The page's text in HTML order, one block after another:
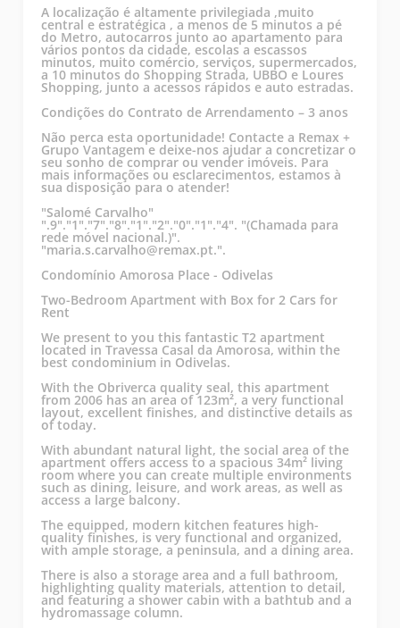
A localização é altamente privilegiada ,muito
central e estratégica , a menos de 5 minutos a pé
do Metro, autocarros junto ao apartamento para
vários pontos da cidade, escolas a escassos
minutos, muito comércio, serviços, supermercados,
a 10 minutos do Shopping Strada, UBBO e Loures
Shopping, junto a acessos rápidos e auto estradas.
Condições do Contrato de Arrendamento – 3 anos
Não perca esta oportunidade! Contacte a Remax +
Grupo Vantagem e deixe-nos ajudar a concretizar o
seu sonho de comprar ou vender imóveis. Para
mais informações ou esclarecimentos, estamos à
sua disposição para o atender!
"Salomé Carvalho"
".9"."1"."7"."8"."1"."2"."0"."1"."4". "(Chamada para
rede móvel nacional.)".
"maria.s.carvalho@remax.pt.".
Condomínio Amorosa Place - Odivelas
Two-Bedroom Apartment with Box for 2 Cars for
Rent
We present to you this fantastic T2 apartment
located in Travessa Casal da Amorosa, within the
best condominium in Odivelas.
With the Obriverca quality seal, this apartment
from 2006 has an area of 123m², a very functional
layout, excellent finishes, and distinctive details as
of today.
With abundant natural light, the social area of the
apartment offers access to a spacious 34m² living
room where you can create multiple environments
such as dining, leisure, and work areas, as well as
access a large balcony.
The equipped, modern kitchen features high-
quality finishes, is very functional and organized,
with ample storage, a peninsula, and a dining area.
There is also a storage area and a full bathroom,
highlighting quality materials, attention to detail,
and featuring a shower cabin with a bathtub and a
hydromassage column.